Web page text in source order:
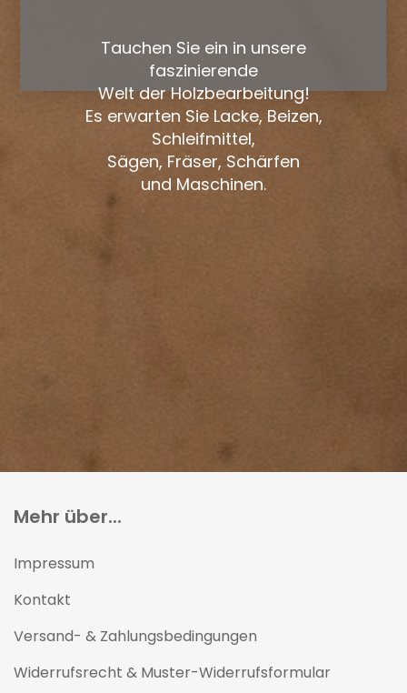
Tauchen Sie ein in unsere
faszinierende
Welt der Holzbearbeitung!
Es erwarten Sie Lacke, Beizen,
Schleifmittel,
Sägen, Fräser, Schärfen
und Maschinen.
Mehr über...
Impressum
Kontakt
Versand- & Zahlungsbedingungen
Widerrufsrecht & Muster-Widerrufsformular